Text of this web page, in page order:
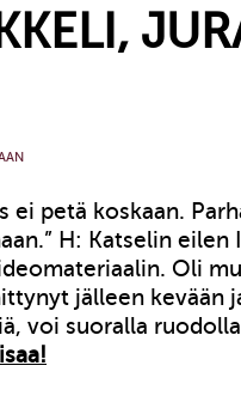
ei petä koskaan.
H: Katselin eilen
Oli
jälleen kevään
voi suoralla